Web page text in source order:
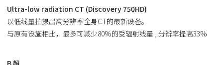
Ultra-low radiation CT (Discovery 750HD)
以低线量拍摄出高分辨率全身CT的最新设备。
与原有设施相比，最多可减少80%的受辐射线量 , 分辨率提高33%